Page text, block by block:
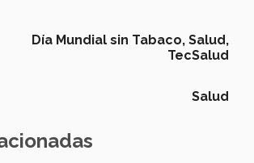
Día Mundial sin Tabaco, Salud,
TecSalud
Salud